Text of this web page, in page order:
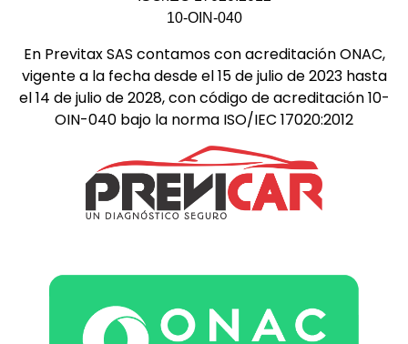
10-OIN-040
En Previtax SAS contamos con acreditación ONAC,
vigente a la fecha desde el 15 de julio de 2023 hasta
el 14 de julio de 2028, con código de acreditación 10-
OIN-040 bajo la norma ISO/IEC 17020:2012